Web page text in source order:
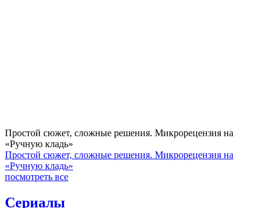
Простой сюжет, сложные решения. Микрорецензия на
«Ручную кладь»
Простой сюжет, сложные решения. Микрорецензия на
«Ручную кладь»
посмотреть все
Сериалы